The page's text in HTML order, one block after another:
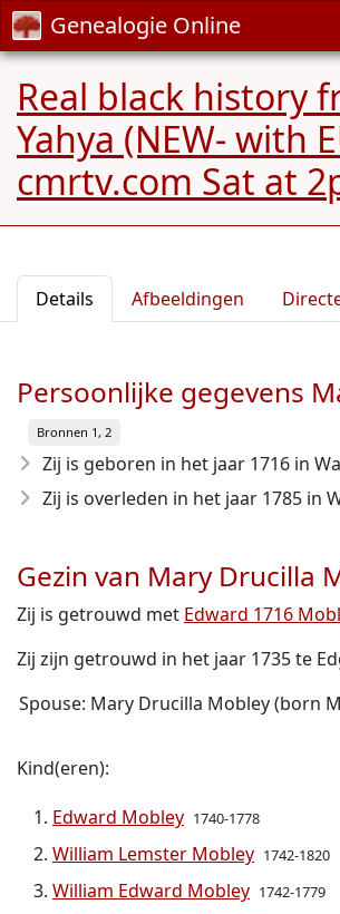
Genealogie Online
Real black history
Yahya (NEW- with
cmrtv.com Sat at
Details Afbeeldingen
Persoonlijke gegevens
Bronnen 1, 2
Zij is geboren in het jaar 1716 in
Zij is overleden in het jaar 1785 in
Gezin van Mary Drucilla
Zij is getrouwd met Edward 1716
Zij zijn getrouwd in het jaar 1735 te
Spouse: Mary Drucilla Mobley (born
Kind(eren):
Edward Mobley 1740-1778
William Lemster Mobley 1742-1820
William Edward Mobley 1742-1779